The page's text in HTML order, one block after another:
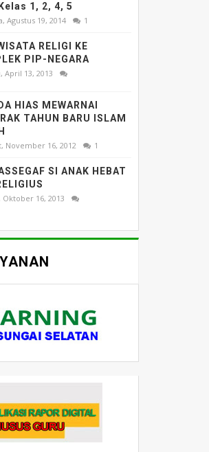
1, 2, 4, 5
Agustus 19, 2014 1
RELIGI KE
PIP-NEGARA
April 13, 2013
HIAS MEWARNAI
TAHUN BARU ISLAM
November 16, 2012 1
SI ANAK HEBAT
Oktober 16, 2013